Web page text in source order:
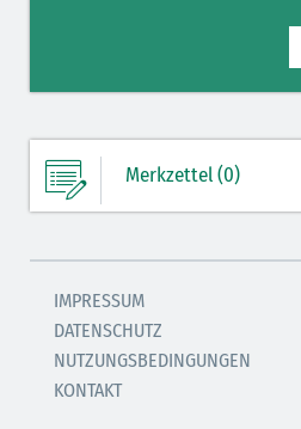
Merkzettel (0)
IMPRESSUM
DATENSCHUTZ
NUTZUNGSBEDINGUNGEN
KONTAKT